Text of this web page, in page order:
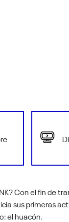
Con el fin de
sus primeras
el huacón.